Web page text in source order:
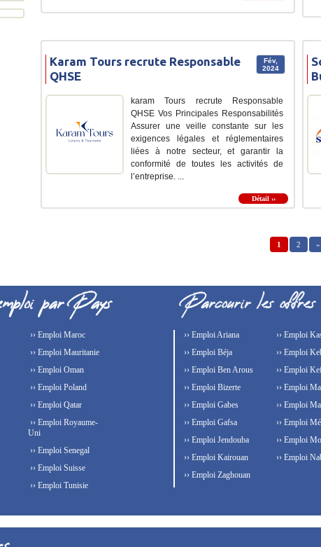
Fév,
2024
Karam Tours recrute Responsable
QHSE
karam Tours recrute Responsable
QHSE Vos Principales Responsabilités
Assurer une veille constante sur les
exigences légales et réglementaires
liées à notre secteur, et garantir la
conformité de toutes les activités de
l’entreprise. ...
Détail ››
1 2 »
›› Emploi Maroc
›› Emploi Mauritanie
›› Emploi Oman
›› Emploi Poland
›› Emploi Qatar
›› Emploi Royaume-
Uni
›› Emploi Senegal
›› Emploi Suisse
›› Emploi Tunisie
›› Emploi Ariana
›› Emploi Béja
›› Emploi Ben Arous
›› Emploi Bizerte
›› Emploi Gabes
›› Emploi Gafsa
›› Emploi Jendouba
›› Emploi Kairouan
›› Emploi
›› Emploi
›› Emploi
›› Emploi
›› Emploi
›› Emploi
›› Emploi
›› Emploi
›› Emploi Zaghouan